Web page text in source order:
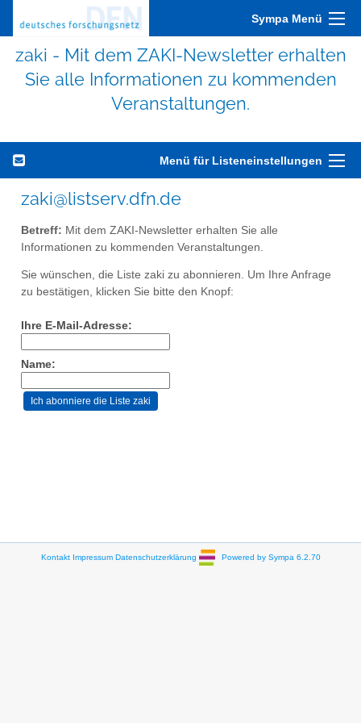
Sympa Menü
zaki - Mit dem ZAKI-Newsletter erhalten
Sie alle Informationen zu kommenden
Veranstaltungen.
Menü für Listeneinstellungen
zaki@listserv.dfn.de
Betreff: Mit dem ZAKI-Newsletter erhalten Sie alle
Informationen zu kommenden Veranstaltungen.
Sie wünschen, die Liste zaki zu abonnieren. Um Ihre Anfrage
zu bestätigen, klicken Sie bitte den Knopf:
Ihre E-Mail-Adresse:
Name:
Kontakt Impressum Datenschutzerklärung Powered by Sympa 6.2.70